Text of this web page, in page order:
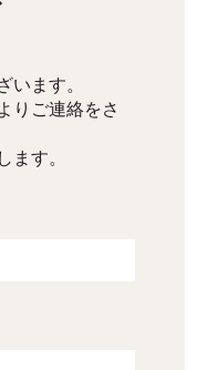
います。
りご連絡をさ
ます。